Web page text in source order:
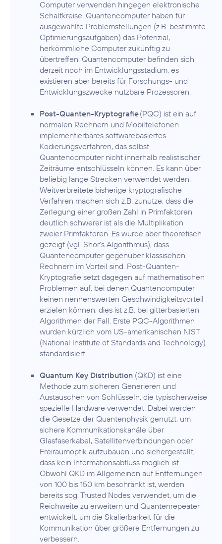
Computer verwenden hingegen elektronische
Schaltkreise. Quantencomputer haben für
ausgewählte Problemstellungen (z.B. bestimmte
Optimierungsaufgaben) das Potenzial,
herkömmliche Computer zukünftig zu
übertreffen. Quantencomputer befinden sich
derzeit noch im Entwicklungsstadium, es
existieren aber bereits für Forschungs- und
Entwicklungszwecke nutzbare Prozessoren.
Post-Quanten-Kryptografie(PQC) ist ein auf
normalen Rechnern und Mobiltelefonen
implementierbares softwarebasiertes
Kodierungsverfahren, das selbst
Quantencomputer nicht innerhalb realistischer
Zeiträume entschlüsseln können. Es kann über
beliebig lange Strecken verwendet werden.
Weitverbreitete bisherige kryptografische
Verfahren machen sich z.B. zunutze, dass die
Zerlegung einer großen Zahl in Primfaktoren
deutlich schwerer ist als die Multiplikation
zweier Primfaktoren. Es wurde aber theoretisch
gezeigt (vgl. Shor’s Algorithmus), dass
Quantencomputer gegenüber klassischen
Rechnern im Vorteil sind. Post-Quanten-
Kryptografie setzt dagegen auf mathematischen
Problemen auf, bei denen Quantencomputer
keinen nennenswerten Geschwindigkeitsvorteil
erzielen können, dies ist z.B. bei gitterbasierten
Algorithmen der Fall. Erste PQC-Algorithmen
wurden kürzlich vom US-amerikanischen NIST
(National Institute of Standards and Technology)
standardisiert.
Quantum Key Distribution (QKD) ist eine
Methode zum sicheren Generieren und
Austauschen von Schlüsseln, die typischerweise
spezielle Hardware verwendet. Dabei werden
die Gesetze der Quantenphysik genutzt, um
sichere Kommunikationskanäle über
Glasfaserkabel, Satellitenverbindungen oder
Freiraumoptik aufzubauen und sichergestellt,
dass kein Informationsabfluss möglich ist.
Obwohl QKD im Allgemeinen auf Entfernungen
von 100 bis 150 km beschränkt ist, werden
bereits sog. Trusted Nodes verwendet, um die
Reichweite zu erweitern und Quantenrepeater
entwickelt, um die Skalierbarkeit für die
Kommunikation über größere Entfernungen zu
verbessern.